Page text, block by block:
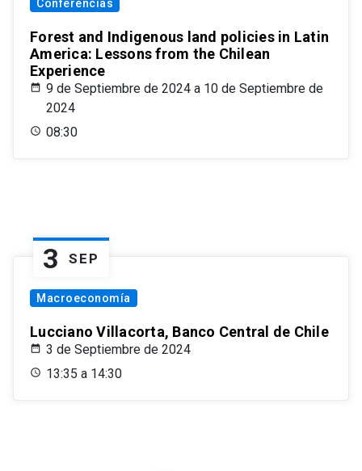
Conferencias
Forest and Indigenous land policies in Latin
America: Lessons from the Chilean
Experience
9 de Septiembre de 2024 a 10 de Septiembre de
2024
08:30
3 SEP
Macroeconomía
Lucciano Villacorta, Banco Central de Chile
3 de Septiembre de 2024
13:35 a 14:30